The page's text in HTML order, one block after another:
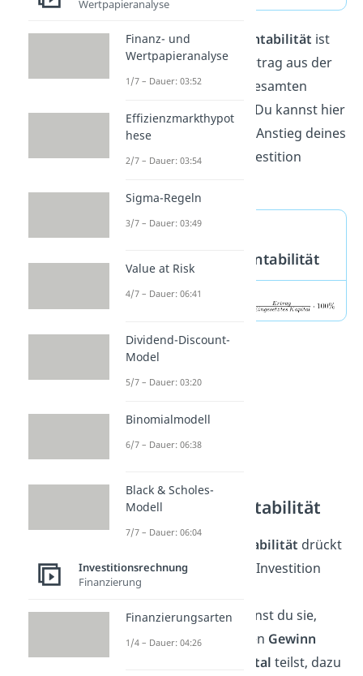
DieGesamtkapitalrentabilität ist
das Verhältnis vom Ertrag aus der
Investition und den gesamten
eingesetzten Kapital. Du kannst hier
also den prozentuale Anstieg deines
Kapitals durch die Investition
Formel
Gesamtkapitalrentabilität
Eigenkapitalrentabilität
Eigenkapitalrentabilität drückt
aus, wie sehr sich die Investition
deines Eigenkapitals
lohnt. Berechnen kannst du sie,
indem du den erzielten Gewinn
Eigenkapital teilst, dazu
Wertpapieranalyse
Finanz- und
Wertpapieranalyse
1/7 – Dauer: 03:52
Effizienzmarkthypot
hese
2/7 – Dauer: 03:54
Sigma-Regeln
3/7 – Dauer: 03:49
Value at Risk
4/7 – Dauer: 06:41
Dividend-Discount-
Model
5/7 – Dauer: 03:20
Binomialmodell
6/7 – Dauer: 06:38
Black & Scholes-
Modell
7/7 – Dauer: 06:04
Investitionsrechnung
Finanzierung
Finanzierungsarten
1/4 – Dauer: 04:26